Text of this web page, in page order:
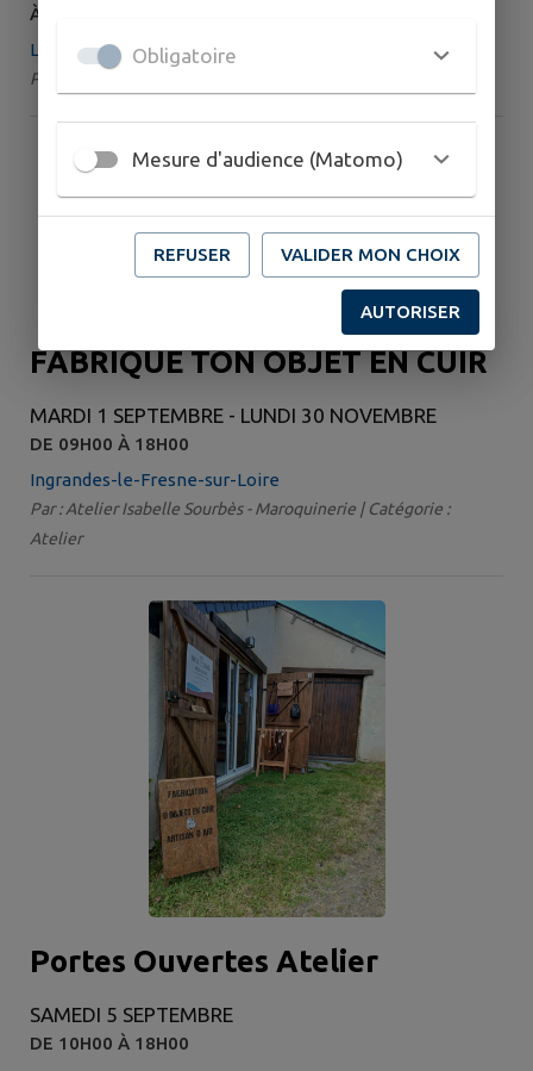
À 11H00
La Bastille
Par : Autour de la tonnelle | Catégorie : Spectacle
FABRIQUE TON OBJET EN CUIR
MARDI 1 SEPTEMBRE - LUNDI 30 NOVEMBRE
DE 09H00 À 18H00
Ingrandes-le-Fresne-sur-Loire
Par : Atelier Isabelle Sourbès - Maroquinerie | Catégorie :
Atelier
Portes Ouvertes Atelier
SAMEDI 5 SEPTEMBRE
DE 10H00 À 18H00
Obligatoire
Mesure d'audience (Matomo)
REFUSER VALIDER MON CHOIX
AUTORISER